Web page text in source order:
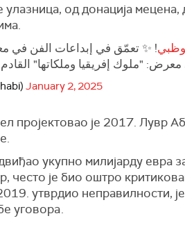
од донација
! ✨ تعمّق في إبداعات الفن في
"ملوك إفريقيا وملكاتها"
January 2, 2025
пројектовао је 2017. Лувр
укупно милијарду евра
често је био оштро
утврдио неправилности,
уговора.